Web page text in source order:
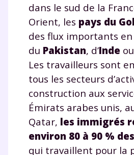
dans le sud de la
Orient, les pays du
des flux importants
du Pakistan, d’Inde
Les travailleurs sont
tous les secteurs
construction aux
Émirats arabes unis,
Qatar, les immigrés
environ 80 à 90 %
qui travaillent pour la